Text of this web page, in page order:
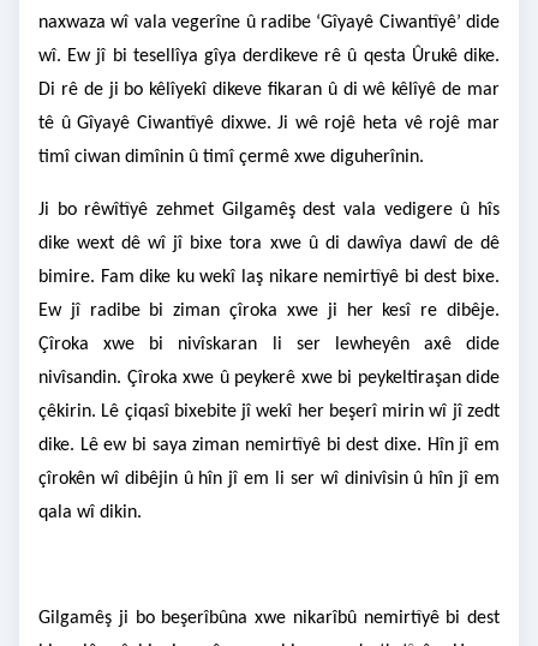
naxwaza wî vala vegerîne û radibe ‘Gîyayê Ciwantîyê’ dide
wî. Ew jî bi tesellîya gîya derdikeve rê û qesta Ûrukê dike.
Di rê de ji bo kêlîyekî dikeve fikaran û di wê kêlîyê de mar
tê û Gîyayê Ciwantîyê dixwe. Ji wê rojê heta vê rojê mar
timî ciwan dimînin û timî çermê xwe diguherînin.
Ji bo rêwîtîyê zehmet Gilgamêş dest vala vedigere û hîs
dike wext dê wî jî bixe tora xwe û di dawîya dawî de dê
bimire. Fam dike ku wekî laş nikare nemirtîyê bi dest bixe.
Ew jî radibe bi ziman çîroka xwe ji her kesî re dibêje.
Çîroka xwe bi nivîskaran li ser lewheyên axê dide
nivîsandin. Çîroka xwe û peykerê xwe bi peykeltiraşan dide
çêkirin. Lê çiqasî bixebite jî wekî her beşerî mirin wî jî zedt
dike. Lê ew bi saya ziman nemirtîyê bi dest dixe. Hîn jî em
çîrokên wî dibêjin û hîn jî em li ser wî dinivîsin û hîn jî em
qala wî dikin.
Gilgamêş ji bo beşerîbûna xwe nikarîbû nemirtîyê bi dest